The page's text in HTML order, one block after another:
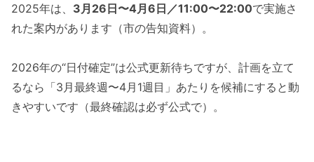
2025年は、 3月26日〜4月6日／11:00〜22:00で実施さ
れた案内があります（市の告知資料）。
2026年の“日付確定”は公式更新待ちですが、計画を立て
るなら「3月最終週〜4月1週目」あたりを候補にすると動
きやすいです（最終確認は必ず公式で）。